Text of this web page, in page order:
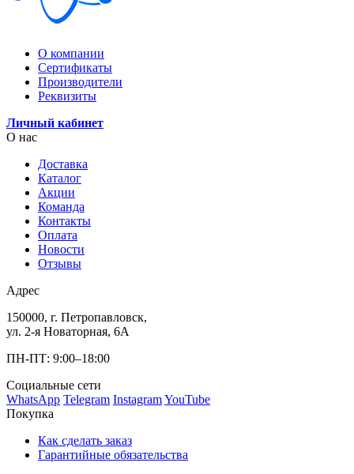
О компании
Сертификаты
Производители
Реквизиты
Личный кабинет
О нас
Доставка
Каталог
Акции
Команда
Контакты
Оплата
Новости
Отзывы
Адрес
150000, г. Петропавловск,
ул. 2-я Новаторная, 6А
ПН-ПТ: 9:00–18:00
Социальные сети
WhatsApp Telegram InstagramYouTube
Покупка
Как сделать заказ
Гарантийные обязательства